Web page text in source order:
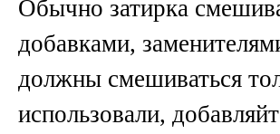
Обычно затирка
добавками,
должны смешиваться
использовали,